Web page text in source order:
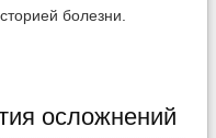
болезни.
осложнений